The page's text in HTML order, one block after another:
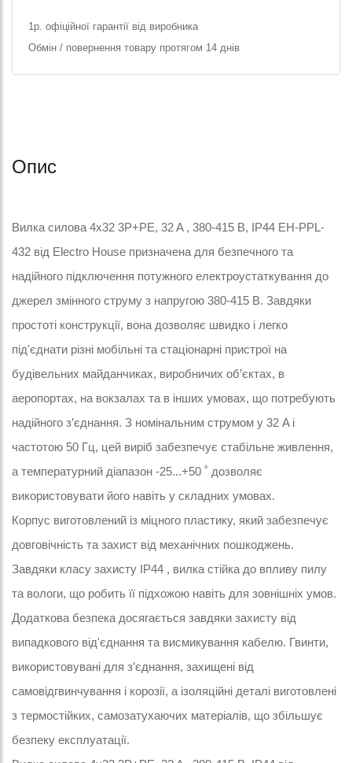
1р. офіційної гарантії від виробника
Обмін / повернення товару протягом 14 днів
Опис
Вилка силова 4x32 3P+PE, 32 A , 380-415 В, IP44 EH-PPL-
432 від Electro House призначена для безпечного та
надійного підключення потужного електроустаткування до
джерел змінного струму з напругою 380-415 В. Завдяки
простоті конструкції, вона дозволяє швидко і легко
під'єднати різні мобільні та стаціонарні пристрої на
будівельних майданчиках, виробничих об’єктах, в
аеропортах, на вокзалах та в інших умовах, що потребують
надійного з’єднання. З номінальним струмом у 32 A і
частотою 50 Гц, цей виріб забезпечує стабільне живлення,
а температурний діапазон -25...+50 ˚ дозволяє
використовувати його навіть у складних умовах.
Корпус виготовлений із міцного пластику, який забезпечує
довговічність та захист від механічних пошкоджень.
Завдяки класу захисту IP44 , вилка стійка до впливу пилу
та вологи, що робить її підхожою навіть для зовнішніх умов.
Додаткова безпека досягається завдяки захисту від
випадкового від'єднання та висмикування кабелю. Гвинти,
використовувані для з’єднання, захищені від
самовідгвинчування і корозії, а ізоляційні деталі виготовлені
з термостійких, самозатухаючих матеріалів, що збільшує
безпеку експлуатації.